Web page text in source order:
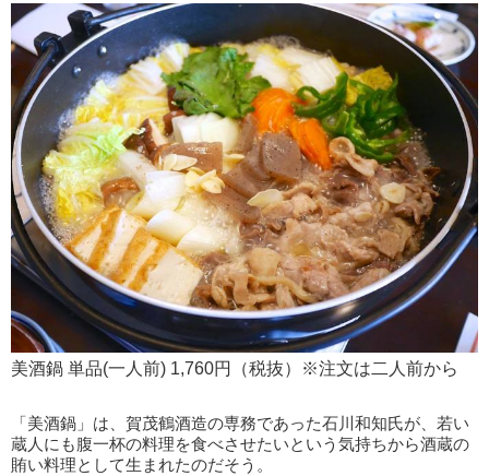
美酒鍋 単品(一人前) 1,760円（税抜）※注文は二人前から
「美酒鍋」は、賀茂鶴酒造の専務であった石川和知氏が、若い
蔵人にも腹一杯の料理を食べさせたいという気持ちから酒蔵の
賄い料理として生まれたのだそう。